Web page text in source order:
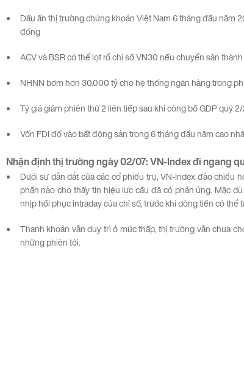
Dấu ấn thị trường chứng khoán Việt Nam 6 tháng đầu năm
đồng
ACV và BSR có thể lọt rổ chỉ số VN30 nếu chuyển sàn
NHNN bơm hơn 30.000 tỷ cho hệ thống ngân hàng trong
Tỷ giá giảm phiên thứ 2 liên tiếp sau khi công bố GDP quý
Vốn FDI đổ vào bất động sản trong 6 tháng đầu năm cao
Nhận định thị trườngngày02/07:VN-Indexđingang
Dưới sự dẫn dắt của các cổ phiếu trụ, VN-Index đảo chiều
phần nào cho thấy tín hiệu lực cầu đã có phản ứng. Mặc
nhịp hồi phục intraday của chỉ số, trước khi dòng tiền có
Thanh khoản vẫn duy trì ở mức thấp, thị trường vẫn chưa
những phiên tới.